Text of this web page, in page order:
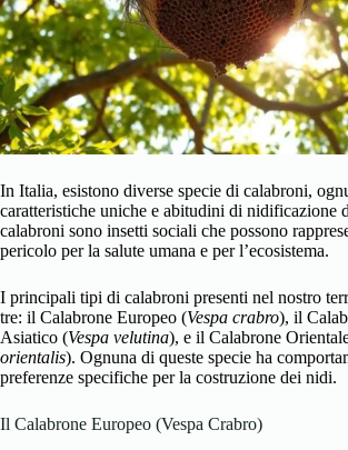
In Italia, esistono diverse specie di calabroni,
caratteristiche uniche e abitudini di nidificazione
calabroni sono insetti sociali che possono
pericolo per la salute umana e per l’ecosistema.
I principali tipi di calabroni presenti nel nostro
tre: il Calabrone Europeo (Vespa crabro), il
Asiatico (Vespa velutina), e il Calabrone
orientalis). Ognuna di queste specie ha
preferenze specifiche per la costruzione dei nidi.
Il Calabrone Europeo (Vespa Crabro)